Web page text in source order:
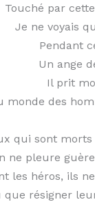
Touché par
Je ne voyais
Pendant
Un ange
Il prit
monde des
qui sont
ne pleure
les héros, ils
que résigner